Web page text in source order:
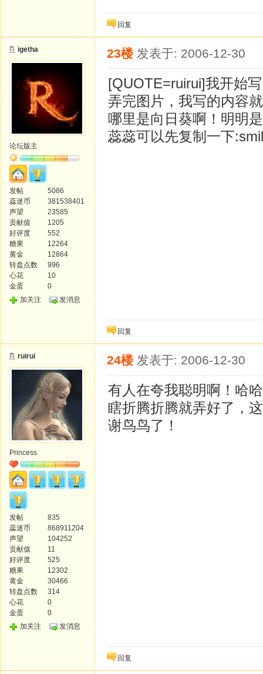
回复
igetha
论坛版主
发帖
5086
蕊迷币
381538401
声望
23585
贡献值
1205
好评度
552
糖果
12264
黄金
12864
转盘点数
996
心花
10
金蛋
0
加关注
发消息
23楼 发表于: 2006-12-30
[QUOTE=ruirui]我开始
弄完图片，我写的内容
哪里是向日葵啊！明明
蕊蕊可以先复制一下
回复
ruirui
Princess
发帖
835
蕊迷币
868911204
声望
104252
贡献值
11
好评度
525
糖果
12302
黄金
30466
转盘点数
314
心花
0
金蛋
0
加关注
发消息
24楼 发表于: 2006-12-30
有人在夸我聪明啊！哈
瞎折腾折腾就弄好了，
谢鸟鸟了！
回复